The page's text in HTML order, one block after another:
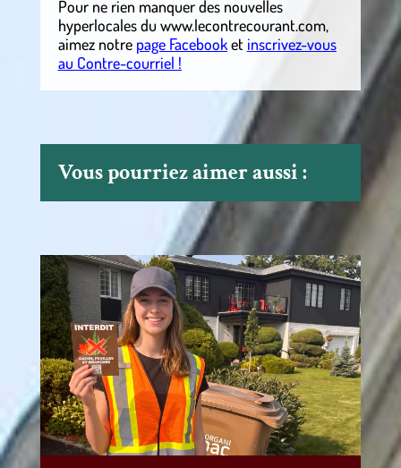
Pour ne rien manquer des nouvelles
hyperlocales du www.lecontrecourant.com,
aimez notre page Facebooket inscrivez-vous
au Contre-courriel !
Vous pourriez aimer aussi :